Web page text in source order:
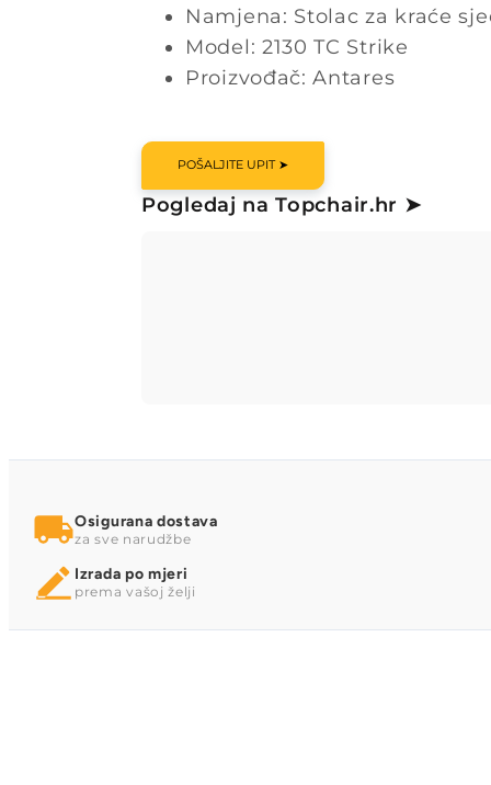
Namjena: Stolac za kraće
Model: 2130 TC Strike
Proizvođač: Antares
POŠALJITE UPIT ➤
Pogledaj na Topchair.hr ➤
Osigurana dostava
za sve narudžbe
Izrada po mjeri
prema vašoj želji